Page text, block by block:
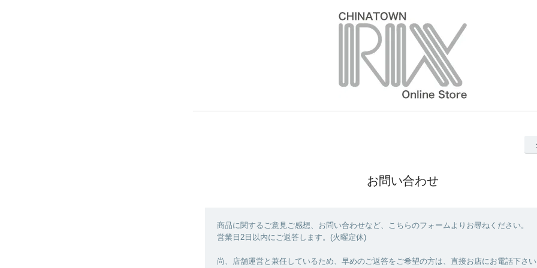
お問い合わせ
商品に関するご意見ご感想、お問い合わせなど、こちらのフォームよりお尋ねください。
営業日2日以内にご返答します。(火曜定休)
尚、店舗運営と兼任しているため、早めのご返答をご希望の方は、直接お店にお電話下さい